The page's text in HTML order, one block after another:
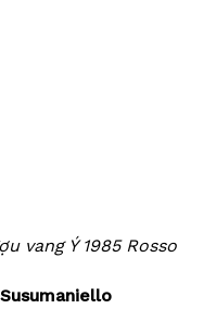
vang Ý 1985 Rosso